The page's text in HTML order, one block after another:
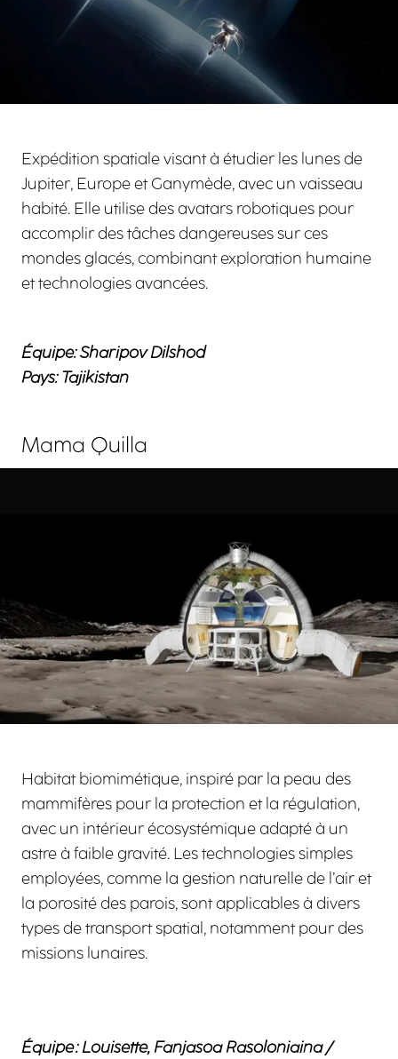
Expédition spatiale visant à étudier les lunes de
Jupiter, Europe et Ganymède, avec un vaisseau
habité. Elle utilise des avatars robotiques pour
accomplir des tâches dangereuses sur ces
mondes glacés, combinant exploration humaine
et technologies avancées.
Équipe: Sharipov Dilshod
Pays: Tajikistan
Mama Quilla
Habitat biomimétique, inspiré par la peau des
mammifères pour la protection et la régulation,
avec un intérieur écosystémique adapté à un
astre à faible gravité. Les technologies simples
employées, comme la gestion naturelle de l’air et
la porosité des parois, sont applicables à divers
types de transport spatial, notamment pour des
missions lunaires.
Équipe : Louisette, Fanjasoa Rasoloniaina /